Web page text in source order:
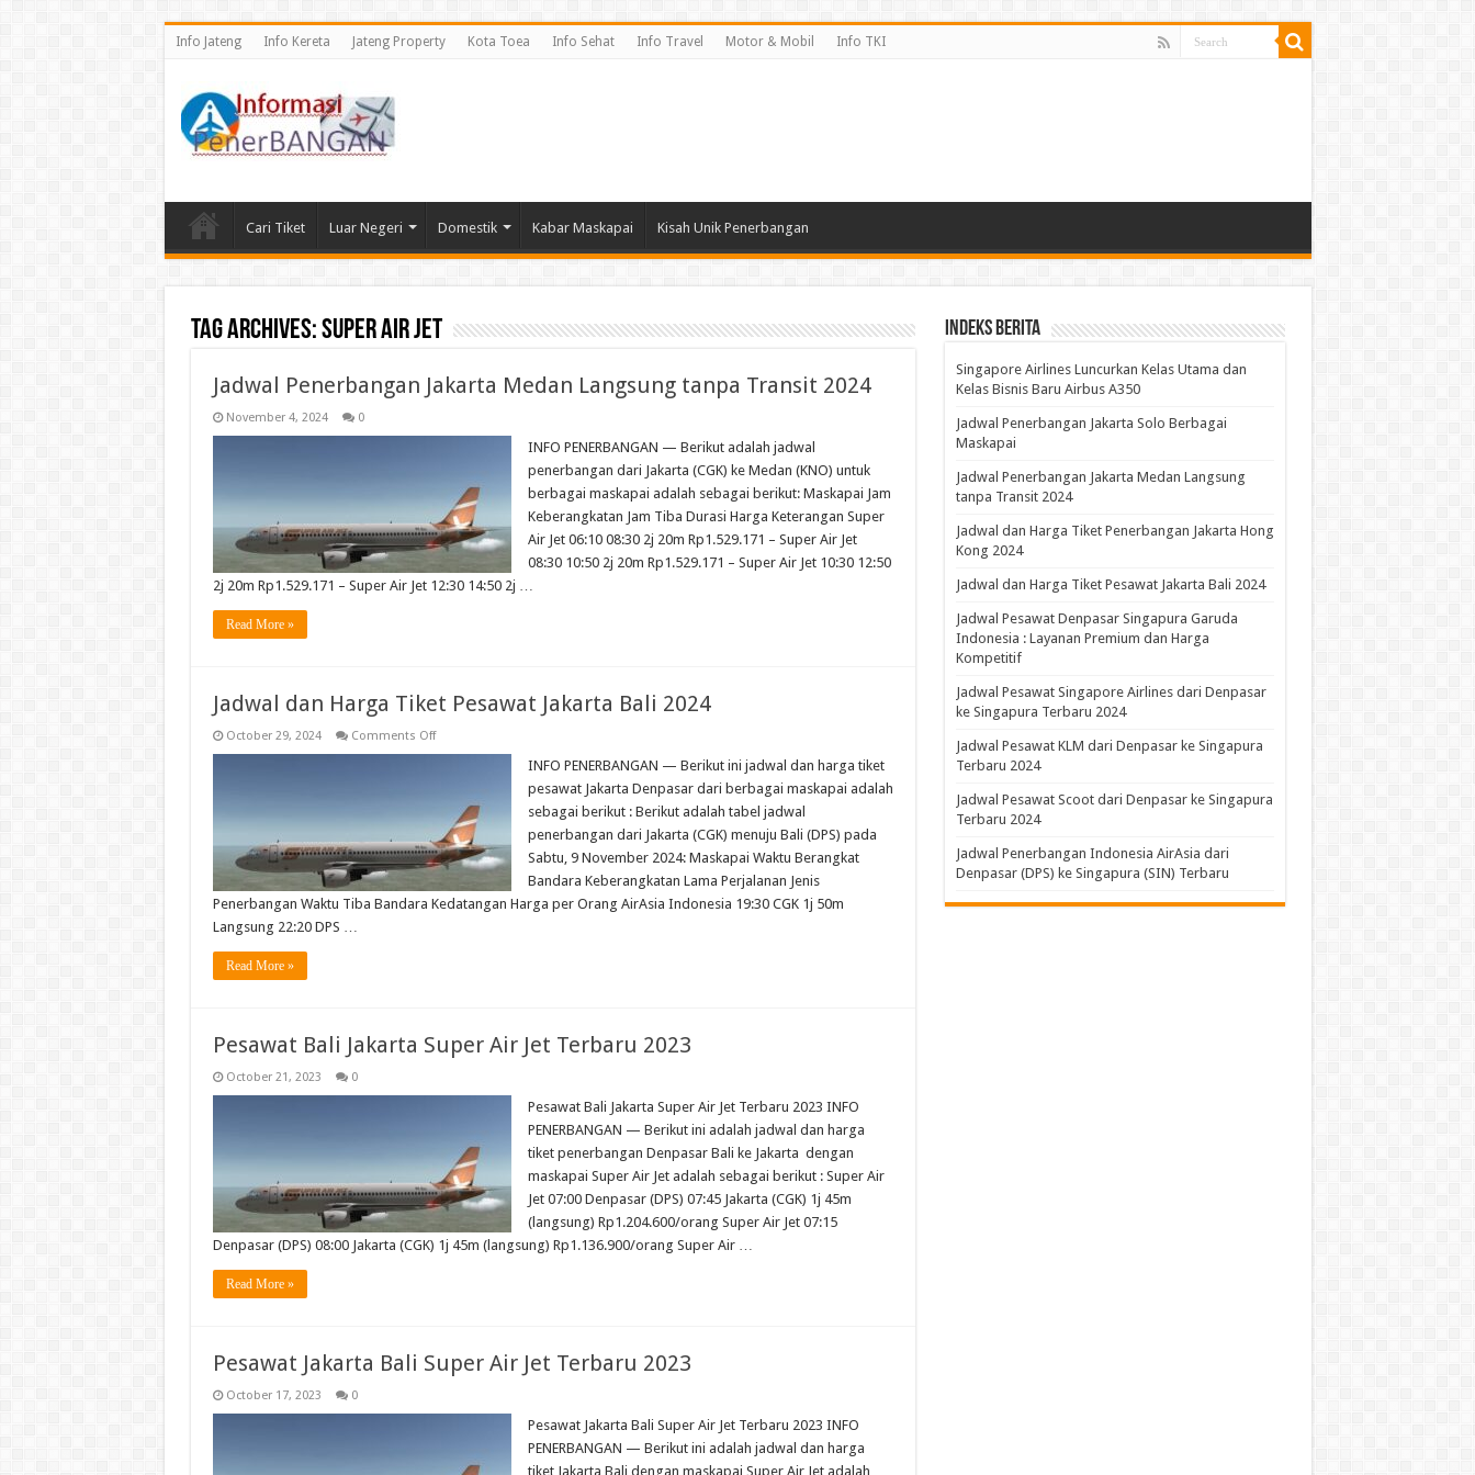
Info Jateng Info Kereta Jateng Property Kota Toea Info Sehat Info Travel Motor & Mobil Info TKI
Cari Tiket Luar Negeri Domestik Kabar Maskapai Kisah Unik Penerbangan
Tag Archives:Super Air Jet
Jadwal Penerbangan Jakarta Medan Langsung tanpa Transit 2024
November 4, 2024 0
INFO PENERBANGAN — Berikut adalah jadwal
penerbangan dari Jakarta (CGK) ke Medan (KNO) untuk
berbagai maskapai adalah sebagai berikut: Maskapai Jam
Keberangkatan Jam Tiba Durasi Harga Keterangan Super
Air Jet 06:10 08:30 2j 20m Rp1.529.171 – Super Air Jet
08:30 10:50 2j 20m Rp1.529.171 – Super Air Jet 10:30 12:50
2j 20m Rp1.529.171 – Super Air Jet 12:30 14:50 2j …
Read More »
Jadwal dan Harga Tiket Pesawat Jakarta Bali 2024
October 29, 2024 Comments Offon
Pesawat
Jakarta
Bali
2024
INFO PENERBANGAN — Berikut ini jadwal dan harga tiket
pesawat Jakarta Denpasar dari berbagai maskapai adalah
sebagai berikut : Berikut adalah tabel jadwal
penerbangan dari Jakarta (CGK) menuju Bali (DPS) pada
Sabtu, 9 November 2024: Maskapai Waktu Berangkat
Bandara Keberangkatan Lama Perjalanan Jenis
Penerbangan Waktu Tiba Bandara Kedatangan Harga per Orang AirAsia Indonesia 19:30 CGK 1j 50m
Langsung 22:20 DPS …
Read More »
Pesawat Bali Jakarta Super Air Jet Terbaru 2023
October 21, 2023 0
Pesawat Bali Jakarta Super Air Jet Terbaru 2023 INFO
PENERBANGAN — Berikut ini adalah jadwal dan harga
tiket penerbangan Denpasar Bali ke Jakarta dengan
maskapai Super Air Jet adalah sebagai berikut : Super Air
Jet 07:00 Denpasar (DPS) 07:45 Jakarta (CGK) 1j 45m
(langsung) Rp1.204.600/orang Super Air Jet 07:15
Denpasar (DPS) 08:00 Jakarta (CGK) 1j 45m (langsung) Rp1.136.900/orang Super Air …
Read More »
Pesawat Jakarta Bali Super Air Jet Terbaru 2023
October 17, 2023 0
Pesawat Jakarta Bali Super Air Jet Terbaru 2023 INFO
PENERBANGAN — Berikut ini adalah jadwal dan harga
tiket Jakarta Bali dengan maskapai Super Air Jet adalah
Indeks Berita
Singapore Airlines Luncurkan Kelas Utama dan
Kelas Bisnis Baru Airbus A350
Jadwal Penerbangan Jakarta Solo Berbagai
Maskapai
Jadwal Penerbangan Jakarta Medan Langsung
tanpa Transit 2024
Jadwal dan Harga Tiket Penerbangan Jakarta Hong
Kong 2024
Jadwal dan Harga Tiket Pesawat Jakarta Bali 2024
Jadwal Pesawat Denpasar Singapura Garuda
Indonesia : Layanan Premium dan Harga
Kompetitif
Jadwal Pesawat Singapore Airlines dari Denpasar
ke Singapura Terbaru 2024
Jadwal Pesawat KLM dari Denpasar ke Singapura
Terbaru 2024
Jadwal Pesawat Scoot dari Denpasar ke Singapura
Terbaru 2024
Jadwal Penerbangan Indonesia AirAsia dari
Denpasar (DPS) ke Singapura (SIN) Terbaru